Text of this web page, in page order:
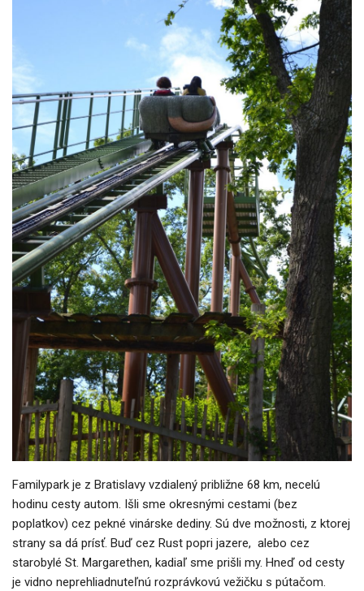
Familypark je z Bratislavy vzdialený približne 68 km, necelú
hodinu cesty autom. Išli sme okresnými cestami (bez
poplatkov) cez pekné vinárske dediny. Sú dve možnosti, z ktorej
strany sa dá prísť. Buď cez Rust popri jazere, alebo cez
starobylé St. Margarethen, kadiaľ sme prišli my. Hneď od cesty
je vidno neprehliadnuteľnú rozprávkovú vežičku s pútačom.